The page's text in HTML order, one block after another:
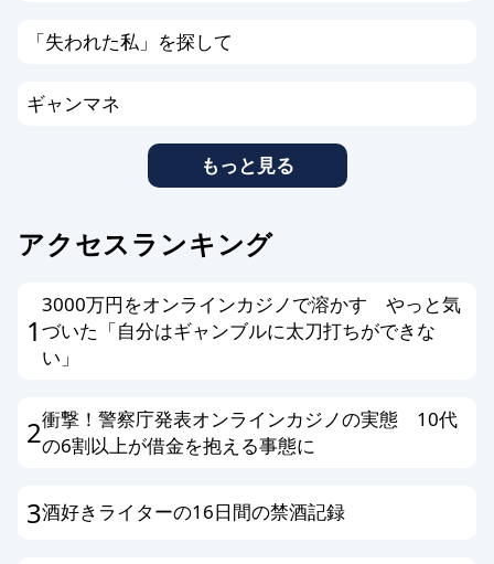
「失われた私」を探して
ギャンマネ
もっと見る
アクセスランキング
1
3000万円をオンラインカジノで溶かす やっと気
づいた「自分はギャンブルに太刀打ちができな
い」
2衝撃！警察庁発表オンラインカジノの実態 10代
の6割以上が借金を抱える事態に
3酒好きライターの16日間の禁酒記録